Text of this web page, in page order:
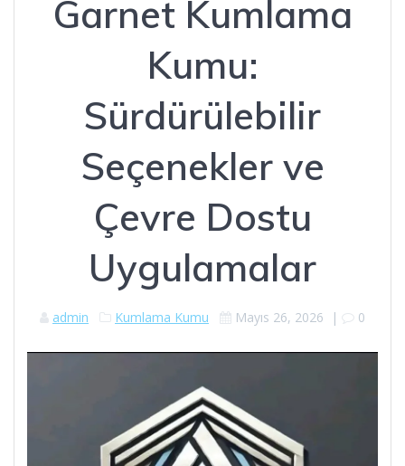
Garnet Kumlama
Kumu:
Sürdürülebilir
Seçenekler ve
Çevre Dostu
Uygulamalar
admin Kumlama Kumu Mayıs 26, 2026 | 0